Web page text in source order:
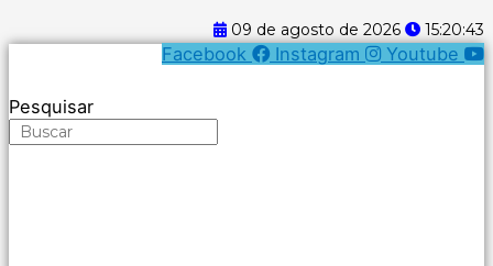
09 de agosto de 2026 15:20:44
Facebook Instagram Youtube
Pesquisar